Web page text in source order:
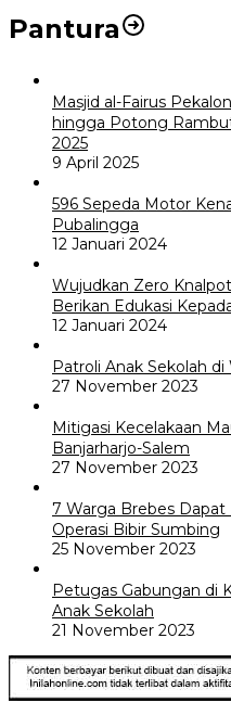
Pantura
Masjid al-Fairus
hingga Potong
2025
9 April 2025
596 Sepeda Motor
Pubalingga
12 Januari 2024
Wujudkan Zero
Berikan Edukasi
12 Januari 2024
Patroli Anak Sekolah
27 November 2023
Mitigasi Kecelakaan
Banjarharjo-Salem
27 November 2023
7 Warga Brebes Dapat
Operasi Bibir Sumbing
25 November 2023
Petugas Gabungan di
Anak Sekolah
21 November 2023